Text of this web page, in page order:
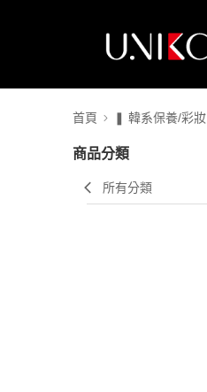
首頁 ❚ 韓系保養/彩妝
商品分類
所有分類